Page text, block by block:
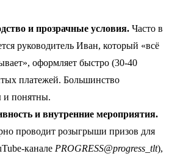
и прозрачные условия. Часто в
руководитель Иван, который «всё
оформляет быстро (30-40
платежей. Большинство
и понятны.
и внутренние мероприятия.
проводит розыгрыши призов для
канале PROGRESS@progress_tlt),